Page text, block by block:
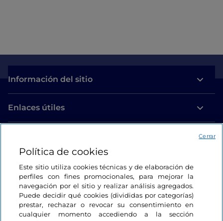
Información del sitio
Enlaces útiles
Estamos en contacto
Política de cookies
Este sitio utiliza cookies técnicas y de elaboración de
perfiles con fines promocionales, para mejorar la
navegación por el sitio y realizar análisis agregados.
Puede decidir qué cookies (divididas por categorías)
prestar, rechazar o revocar su consentimiento en
cualquier momento accediendo a la sección
Cerrar